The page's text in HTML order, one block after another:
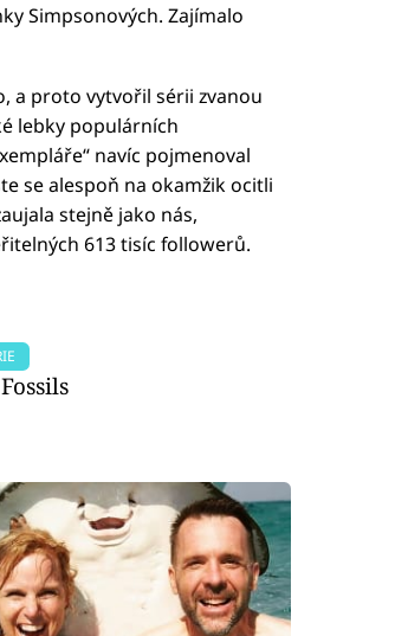
Simpsonových. Zajímalo
a proto vytvořil sérii zvanou
lebky populárních
navíc pojmenoval
se alespoň na okamžik ocitli
stejně jako nás,
613 tisíc followerů.